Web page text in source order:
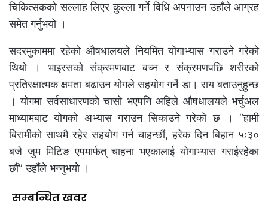
चिकित्सकको सल्लाह लिएर कुल्ला गर्ने विधि अपनाउन उहाँले आग्रह
समेत गर्नुभयो ।
सदरमुकाममा रहेको औषधालयले नियमित योगाभ्यास गराउने गरेको
थियो । भाइरसको संक्रमणबाट बच्न र संक्रमणपछि शरीरको
प्रतिरक्षात्मक क्षमता बढाउन योगले सहयोग गर्ने डा। राय बताउनुहुन्छ
। योगमा सर्वसाधारणको चासो भएपनि अहिले औषधालयले भर्चुअल
माध्यामबाट योगको अभ्यास गराउन सिकाउने गरेको छ । “हामी
बिरामीको साथमै रहेर सहयोग गर्न चाहन्छौं, हरेक दिन बिहान ५ः३०
बजे जुम मिटिङ एपमार्फत् चाहना भएकालाई योगाभ्यास गराईरहेका
छौं” उहाँले भन्नुभयोे ।
सम्बन्धित खवर